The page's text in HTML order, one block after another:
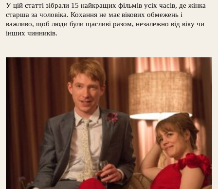
У цій статті зібрали 15 найкращих фільмів усіх часів, де жінка
старша за чоловіка. Кохання не має вікових обмежень і
важливо, щоб люди були щасливі разом, незалежно від віку чи
інших чинників.